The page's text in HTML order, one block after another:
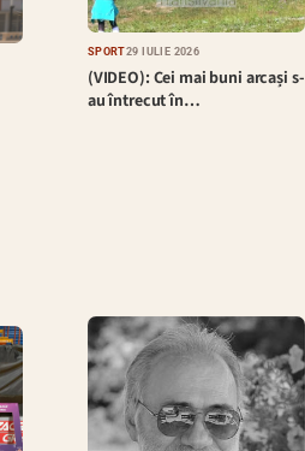
SPORT29 IULIE 2026
(VIDEO): Cei mai buni arcași s-
au întrecut în…